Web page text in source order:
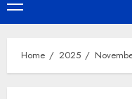
Primary
Menu
Home 2025